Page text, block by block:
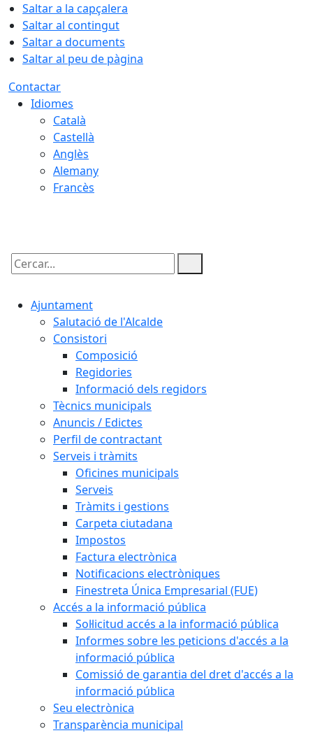
Saltar a la capçalera
Saltar al contingut
Saltar a documents
Saltar al peu de pàgina
Contactar
Idiomes
Català
Castellà
Anglès
Alemany
Francès
Cercar:
Ajuntament
Salutació de l'Alcalde
Consistori
Composició
Regidories
Informació dels regidors
Tècnics municipals
Anuncis / Edictes
Perfil de contractant
Serveis i tràmits
Oficines municipals
Serveis
Tràmits i gestions
Carpeta ciutadana
Impostos
Factura electrònica
Notificacions electròniques
Finestreta Única Empresarial (FUE)
Accés a la informació pública
Sol·licitud accés a la informació pública
Informes sobre les peticions d'accés a la
informació pública
Comissió de garantia del dret d'accés a la
informació pública
Seu electrònica
Transparència municipal